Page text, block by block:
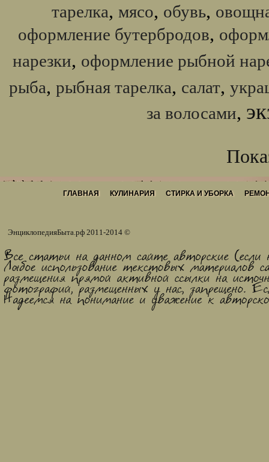
тарелка,мясо, обувь,
оформление бутербродов,
нарезки, оформление рыбной
рыба,рыбная тарелка, салат,
за волосами,
ГЛАВНАЯ КУЛИНАРИЯ СТИРКА И УБОРКА
ЭнциклопедияБыта.рф 2011-2014 ©